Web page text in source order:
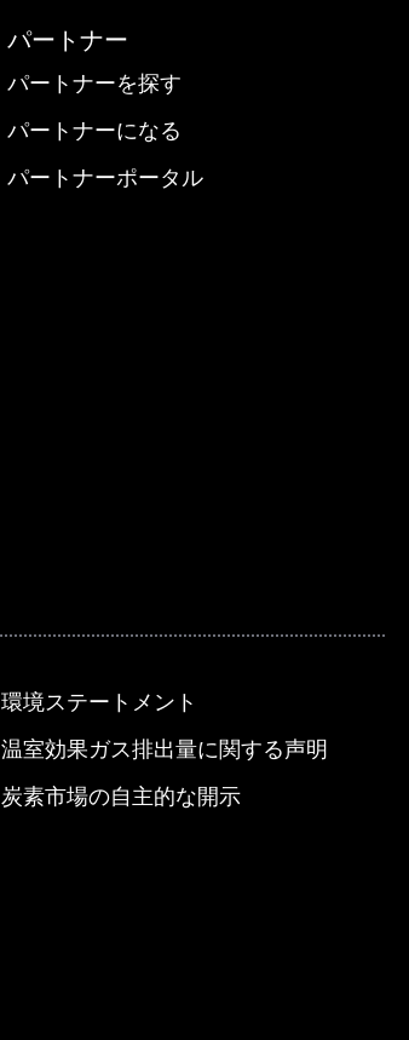
パートナー
パートナーを探す
パートナーになる
パートナーポータル
環境ステートメント
温室効果ガス排出量に関する声明
炭素市場の自主的な開示